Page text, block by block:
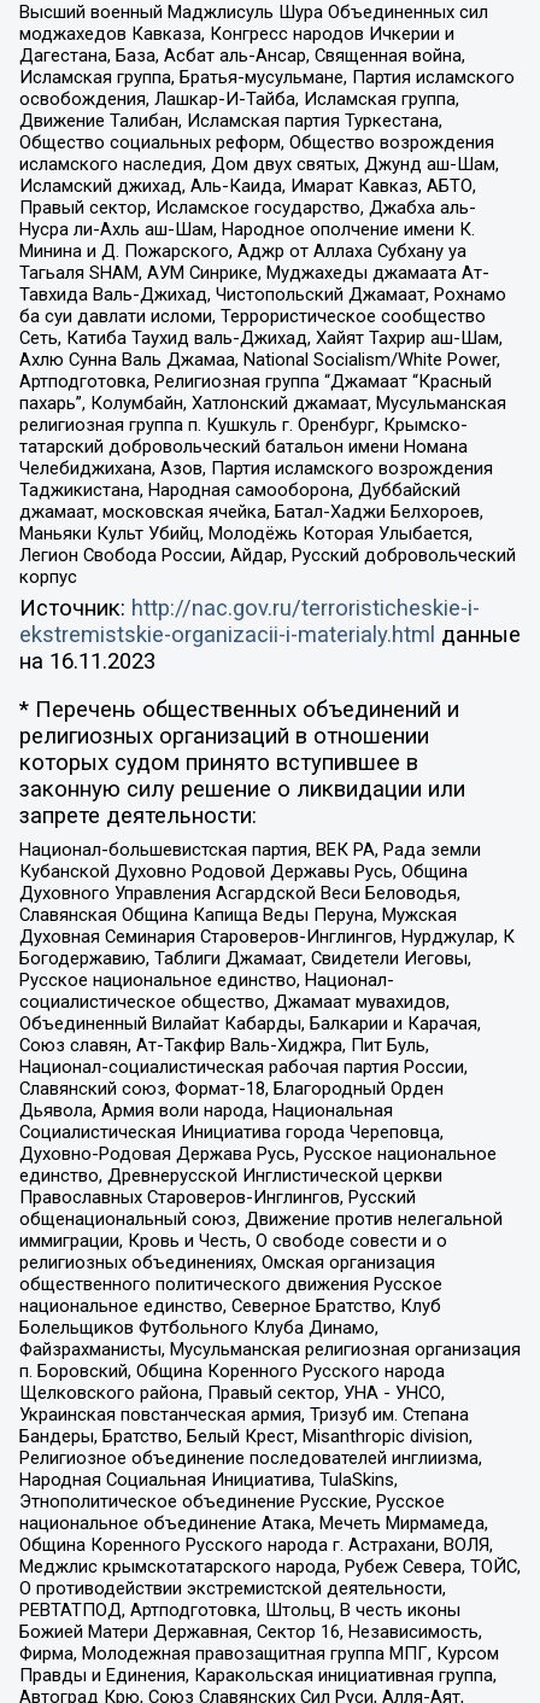
Высший военный Маджлисуль Шура Объединенных сил
моджахедов Кавказа, Конгресс народов Ичкерии и
Дагестана, База, Асбат аль-Ансар, Священная война,
Исламская группа, Братья-мусульмане, Партия исламского
освобождения, Лашкар-И-Тайба, Исламская группа,
Движение Талибан, Исламская партия Туркестана,
Общество социальных реформ, Общество возрождения
исламского наследия, Дом двух святых, Джунд аш-Шам,
Исламский джихад, Аль-Каида, Имарат Кавказ, АБТО,
Правый сектор, Исламское государство, Джабха аль-
Нусра ли-Ахль аш-Шам, Народное ополчение имени К.
Минина и Д. Пожарского, Аджр от Аллаха Субхану уа
Тагьаля SHAM, АУМ Синрике, Муджахеды джамаата Ат-
Тавхида Валь-Джихад, Чистопольский Джамаат, Рохнамо
ба суи давлати исломи, Террористическое сообщество
Сеть, Катиба Таухид валь-Джихад, Хайят Тахрир аш-Шам,
Ахлю Сунна Валь Джамаа, National Socialism/White Power,
Артподготовка, Религиозная группа “Джамаат “Красный
пахарь”, Колумбайн, Хатлонский джамаат, Мусульманская
религиозная группа п. Кушкуль г. Оренбург, Крымско-
татарский добровольческий батальон имени Номана
Челебиджихана, Азов, Партия исламского возрождения
Таджикистана, Народная самооборона, Дуббайский
джамаат, московская ячейка, Батал-Хаджи Белхороев,
Маньяки Культ Убийц, Молодёжь Которая Улыбается,
Легион Свобода России, Айдар, Русский добровольческий
корпус
Источник: http://nac.gov.ru/terroristicheskie-i-
ekstremistskie-organizacii-i-materialy.html данные
на 16.11.2023
* Перечень общественных объединений и
религиозных организаций в отношении
которых судом принято вступившее в
законную силу решение о ликвидации или
запрете деятельности:
Национал-большевистская партия, ВЕК РА, Рада земли
Кубанской Духовно Родовой Державы Русь, Община
Духовного Управления Асгардской Веси Беловодья,
Славянская Община Капища Веды Перуна, Мужская
Духовная Семинария Староверов-Инглингов, Нурджулар, К
Богодержавию, Таблиги Джамаат, Свидетели Иеговы,
Русское национальное единство, Национал-
социалистическое общество, Джамаат мувахидов,
Объединенный Вилайат Кабарды, Балкарии и Карачая,
Союз славян, Ат-Такфир Валь-Хиджра, Пит Буль,
Национал-социалистическая рабочая партия России,
Славянский союз, Формат-18, Благородный Орден
Дьявола, Армия воли народа, Национальная
Социалистическая Инициатива города Череповца,
Духовно-Родовая Держава Русь, Русское национальное
единство, Древнерусской Инглистической церкви
Православных Староверов-Инглингов, Русский
общенациональный союз, Движение против нелегальной
иммиграции, Кровь и Честь, О свободе совести и о
религиозных объединениях, Омская организация
общественного политического движения Русское
национальное единство, Северное Братство, Клуб
Болельщиков Футбольного Клуба Динамо,
Файзрахманисты, Мусульманская религиозная организация
п. Боровский, Община Коренного Русского народа
Щелковского района, Правый сектор, УНА - УНСО,
Украинская повстанческая армия, Тризуб им. Степана
Бандеры, Братство, Белый Крест, Misanthropic division,
Религиозное объединение последователей инглиизма,
Народная Социальная Инициатива, TulaSkins,
Этнополитическое объединение Русские, Русское
национальное объединение Атака, Мечеть Мирмамеда,
Община Коренного Русского народа г. Астрахани, ВОЛЯ,
Меджлис крымскотатарского народа, Рубеж Севера, ТОЙС,
О противодействии экстремистской деятельности,
РЕВТАТПОД, Артподготовка, Штольц, В честь иконы
Божией Матери Державная, Сектор 16, Независимость,
Фирма, Молодежная правозащитная группа МПГ, Курсом
Правды и Единения, Каракольская инициативная группа,
Автоград Крю, Союз Славянских Сил Руси, Алля-Аят,